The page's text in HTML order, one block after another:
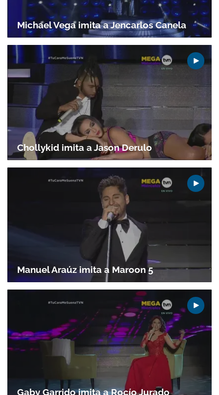
Gracias por suscribirte a nuestro boletín.
Michael Vega imita a Jencarlos Canela
Chollykid imita a Jason Derulo
Manuel Araúz imita a Maroon 5
Gaby Garrido imita a Rocío Jurado